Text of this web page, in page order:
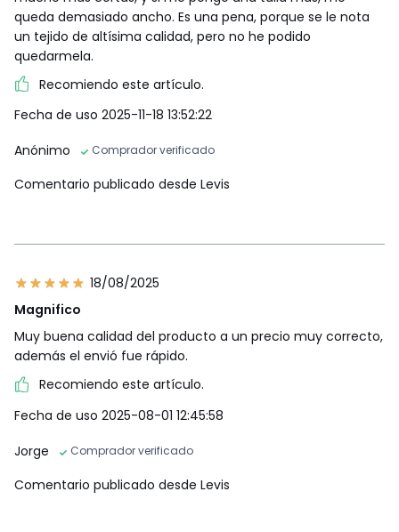
queda demasiado ancho. Es una pena, porque se le nota
un tejido de altísima calidad, pero no he podido
quedarmela.
Recomiendo este artículo.
Fecha de uso 2025-11-18 13:52:22
Anónimo
Comprador verificado
Comentario publicado desde Levis
18/08/2025
Magnifico
Muy buena calidad del producto a un precio muy correcto,
además el envió fue rápido.
Recomiendo este artículo.
Fecha de uso 2025-08-01 12:45:58
Jorge
Comprador verificado
Comentario publicado desde Levis